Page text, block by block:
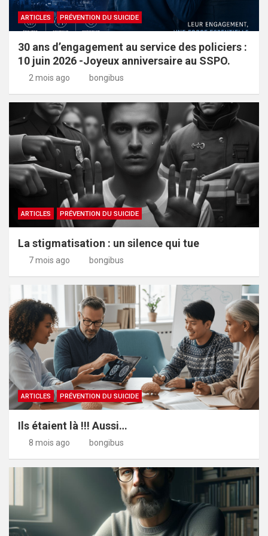
ARTICLES PRÉVENTION DU SUICIDE
30 ans d’engagement au service des policiers :
10 juin 2026 -Joyeux anniversaire au SSPO.
2 mois ago bongibus
ARTICLES PRÉVENTION DU SUICIDE
La stigmatisation : un silence qui tue
7 mois ago bongibus
ARTICLES PRÉVENTION DU SUICIDE
Ils étaient là !!! Aussi…
8 mois ago bongibus